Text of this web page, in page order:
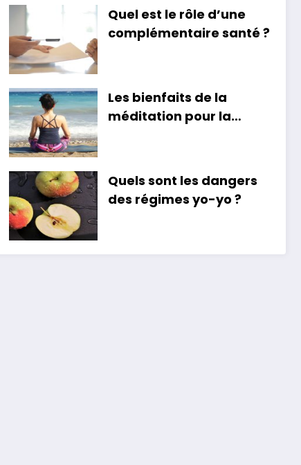
Quel est le rôle d’une
complémentaire santé ?
Les bienfaits de la
méditation pour la
Quels sont les dangers
des régimes yo-yo ?